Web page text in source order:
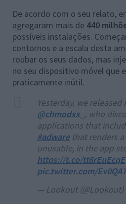
De acordo com o seu relato,
agregaram mais de 440
possíveis instalações.
contornos e a escala desta
roubar os seus dados, mas
no seu dispositivo móvel que
praticamente inútil.
Yesterday, we
@chmodxx_ , who
applications that
#adwarethat renders a
unusable, in the app
https://t.co/tt6rEuEcqE
pic.twitter.com/
— Lookout (@Lookout)